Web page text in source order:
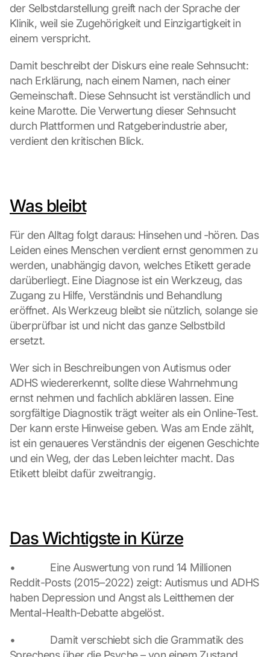
der Selbstdarstellung greift nach der Sprache der
Klinik, weil sie Zugehörigkeit und Einzigartigkeit in
einem verspricht.
Damit beschreibt der Diskurs eine reale Sehnsucht:
nach Erklärung, nach einem Namen, nach einer
Gemeinschaft. Diese Sehnsucht ist verständlich und
keine Marotte. Die Verwertung dieser Sehnsucht
durch Plattformen und Ratgeberindustrie aber,
verdient den kritischen Blick.
Was bleibt
Für den Alltag folgt daraus: Hinsehen und ‑hören. Das
Leiden eines Menschen verdient ernst genommen zu
werden, unabhängig davon, welches Etikett gerade
darüberliegt. Eine Diagnose ist ein Werkzeug, das
Zugang zu Hilfe, Verständnis und Behandlung
eröffnet. Als Werkzeug bleibt sie nützlich, solange sie
überprüfbar ist und nicht das ganze Selbstbild
ersetzt.
Wer sich in Beschreibungen von Autismus oder
ADHS wiedererkennt, sollte diese Wahrnehmung
ernst nehmen und fachlich abklären lassen. Eine
sorgfältige Diagnostik trägt weiter als ein Online-Test.
Der kann erste Hinweise geben. Was am Ende zählt,
ist ein genaueres Verständnis der eigenen Geschichte
und ein Weg, der das Leben leichter macht. Das
Etikett bleibt dafür zweitrangig.
Das Wichtigste in Kürze
•             Eine Auswertung von rund 14 Millionen
Reddit-Posts (2015–2022) zeigt: Autismus und ADHS
haben Depression und Angst als Leitthemen der
Mental-Health-Debatte abgelöst.
•             Damit verschiebt sich die Grammatik des
p
s
:
y
c
i
c
k
i
t
h
s
p
r
o
t
e
t
n
s
c
e
e
n
,
y
r
e
t
o
t
h
l